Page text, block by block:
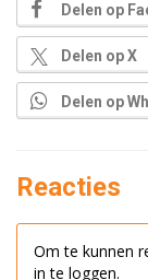
Delen op
Delen op X
Delen op
Reacties
Om te kunnen
in te loggen.